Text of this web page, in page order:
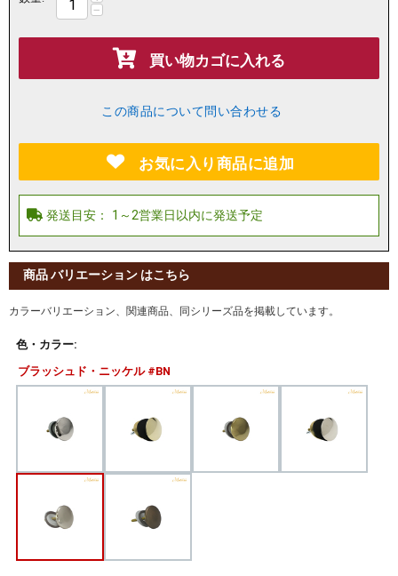
−
買い物カゴに入れる
この商品について問い合わせる
お気に入り商品に追加
商品 バリエーション はこちら
カラーバリエーション、関連商品、同シリーズ品を掲載しています。
色・カラー:
ブラッシュド・ニッケル #BN